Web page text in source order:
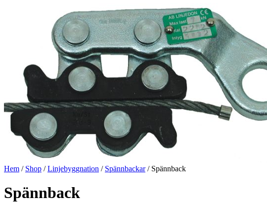
Hem / Shop /Linjebyggnation / Spännbackar/ Spännback
Spännback